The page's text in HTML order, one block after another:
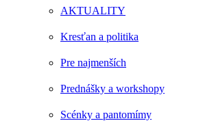
AKTUALITY
Kresťan a politika
Pre najmenších
Prednášky a workshopy
Scénky a pantomímy